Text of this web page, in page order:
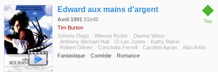
◆
Top
Edward aux mains d'argent
Avril 1991 01h45
Tim Burton
Johnny Depp
Winona Ryder
Dianne Wiest
Anthony Michael Hall
O-Lan Jones
Kathy Baker
Robert Oliveri
Conchata Ferrell Caroline Aaron
Alan Arkin
Fantastique
Comédie Romance